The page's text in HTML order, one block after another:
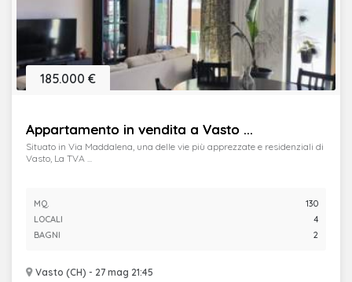
Appartamento in vendita a Vasto ...
Vasto (CH) - 27 mag 21:45
185.000 €
Situato in Via Maddalena, una delle vie più apprezzate e residenziali di
Vasto, La TVA ...
MQ.
130
LOCALI
4
BAGNI
2